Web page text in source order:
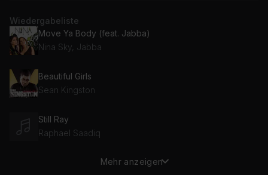
Wiedergabeliste
Move Ya Body (feat. Jabba)
Nina Sky, Jabba
Beautiful Girls
Sean Kingston
Still Ray
Raphael Saadiq
Never Be the SameMehr anzeigen